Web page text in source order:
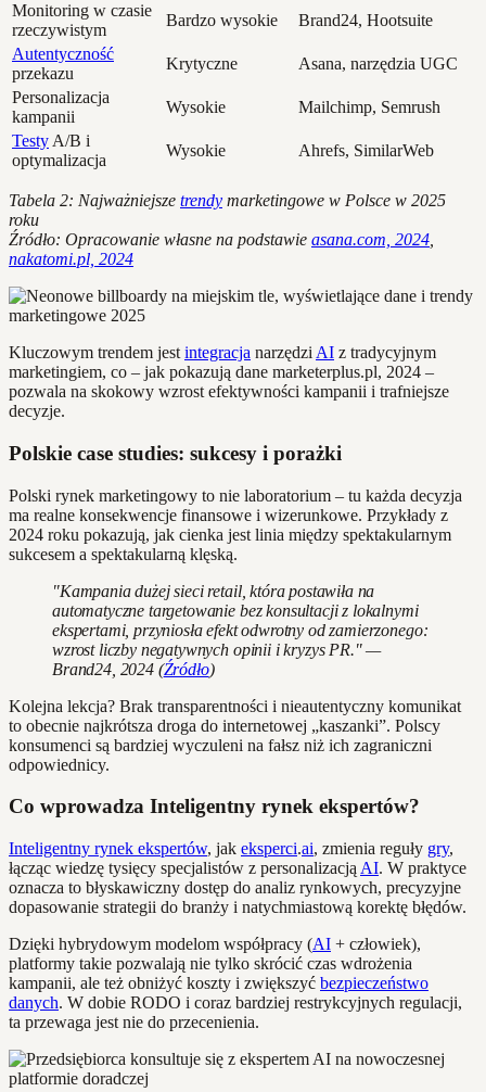
Monitoring w czasie
rzeczywistym
Bardzo wysokie
Brand24, Hootsuite
Autentyczność
przekazu
Krytyczne
Asana, narzędzia UGC
Personalizacja
kampanii
Wysokie
Mailchimp, Semrush
Testy A/B i
optymalizacja
Wysokie Ahrefs, SimilarWeb
Tabela 2: Najważniejsze trendy marketingowe w Polsce w 2025
roku
Źródło: Opracowanie własne na podstawie asana.com, 2024
nakatomi.pl, 2024
Kluczowym trendem jest integracja narzędzi AI z tradycyjnym
marketingiem, co – jak pokazują dane marketerplus.pl, 2024 –
pozwala na skokowy wzrost efektywności kampanii i trafniejsze
decyzje.
Polskie case studies: sukcesy i porażki
Polski rynek marketingowy to nie laboratorium – tu każda decyzja
ma realne konsekwencje finansowe i wizerunkowe. Przykłady z
2024 roku pokazują, jak cienka jest linia między spektakularnym
sukcesem a spektakularną klęską.
"Kampania dużej sieci retail, która postawiła na
automatyczne targetowanie bez konsultacji z lokalnymi
ekspertami, przyniosła efekt odwrotny od zamierzonego:
wzrost liczby negatywnych opinii i kryzys PR." —
Brand24, 2024 (Źródło)
Kolejna lekcja? Brak transparentności i nieautentyczny komunikat
to obecnie najkrótsza droga do internetowej „kaszanki”. Polscy
konsumenci są bardziej wyczuleni na fałsz niż ich zagraniczni
odpowiednicy.
Co wprowadza Inteligentny rynek ekspertów?
Inteligentny rynek ekspertów, jak eksperci.ai, zmienia reguły gry,
łącząc wiedzę tysięcy specjalistów z personalizacją AI. W praktyce
oznacza to błyskawiczny dostęp do analiz rynkowych, precyzyjne
dopasowanie strategii do branży i natychmiastową korektę błędów.
Dzięki hybrydowym modelom współpracy (AI + człowiek),
platformy takie pozwalają nie tylko skrócić czas wdrożenia
kampanii, ale też obniżyć koszty i zwiększyć bezpieczeństwo
danych. W dobie RODO i coraz bardziej restrykcyjnych regulacji,
ta przewaga jest nie do przecenienia.